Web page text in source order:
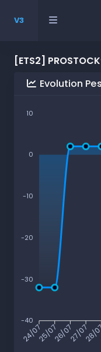
V3
[ETS2]
Evolution
10
0
-10
-20
-30
-40
24/0725/0726/0727/0728/